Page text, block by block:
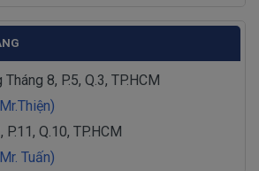
8, P.5, Q.3, TP.HCM
Q.10, TP.HCM
Tuấn)